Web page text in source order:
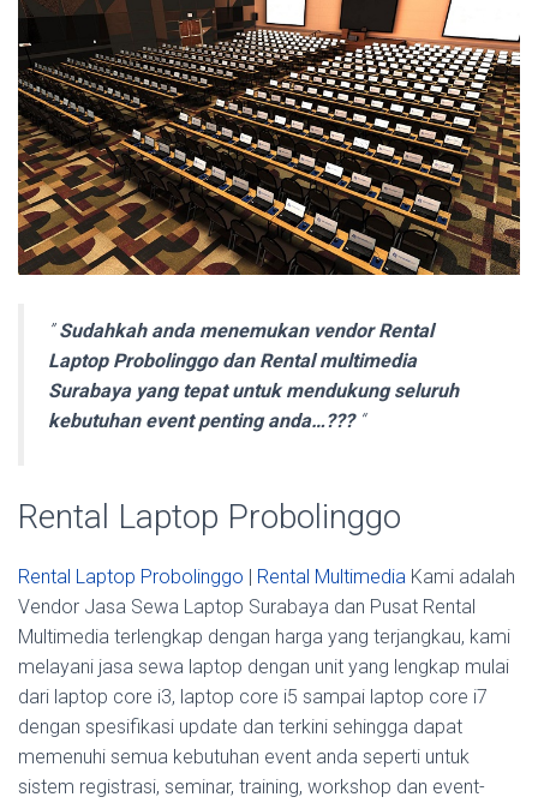
”Sudahkah anda menemukan vendor Rental
Laptop Probolinggo dan Rental multimedia
Surabaya yang tepat untuk mendukung seluruh
kebutuhan event penting anda…???“
Rental Laptop Probolinggo
Rental Laptop Probolinggo | Rental Multimedia Kami adalah
Vendor Jasa Sewa Laptop Surabaya dan Pusat Rental
Multimedia terlengkap dengan harga yang terjangkau, kami
melayani jasa sewa laptop dengan unit yang lengkap mulai
dari laptop core i3, laptop core i5 sampai laptop core i7
dengan spesifikasi update dan terkini sehingga dapat
memenuhi semua kebutuhan event anda seperti untuk
sistem registrasi, seminar, training, workshop dan event-